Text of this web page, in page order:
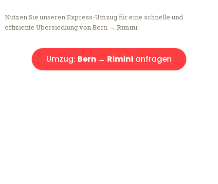
Nutzen Sie unseren Express-Umzug für eine schnelle und
effiziente Übersiedlung von Bern → Rimini.
Umzug: Bern → Rimini anfragen